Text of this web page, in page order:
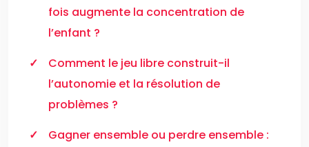
fois augmente la concentration de
l’enfant ?
Comment le jeu libre construit-il
l’autonomie et la résolution de
problèmes ?
Gagner ensemble ou perdre ensemble :